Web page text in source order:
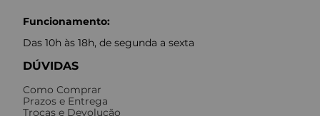
Funcionamento:
Das 10h às 18h, de segunda a sexta
DÚVIDAS
Como Comprar
Prazos e Entrega
Trocas e Devolução